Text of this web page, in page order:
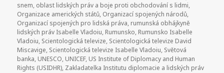
snem, oblast lidských práv a boje proti obchodování s lidmi,
Organizace amerických států, Organizací spojených národů,
Organizací spojených pro lidská práva, rumunská obhájkyně
lidských práv Isabelle Vladoiu, Rumunsko, Rumunsko Isabelle
Vladoiu, Scientologická televize, Scientologická televize David
Miscavige, Scientologická televize Isabelle Vladoiu, Světová
banka, UNESCO, UNICEF, US Institute of Diplomacy and Human
Rights (USIDHR), Zakladatelka Institutu diplomacie a lidských práv